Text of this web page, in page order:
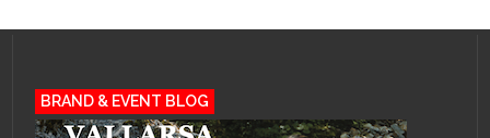
BRAND & EVENT BLOG